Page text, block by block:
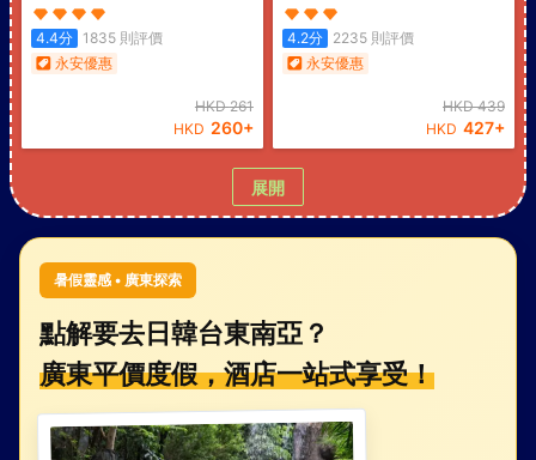
街興中廣場店)
International Hotel)
4.4分 1835 則評價
永安優惠
HKD261
HKD 260+
(Quanyan Hotspring Holiday
Hotel)
4.2分 2235 則評價
永安優惠
HKD439
HKD 427+
展開
暑假靈感 • 廣東探索
點解要去日韓台東南亞？
廣東平價度假，酒店一站式享受！